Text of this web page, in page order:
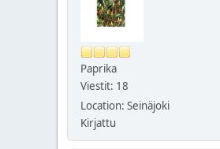
Paprika
Viestit: 18
Location: Seinäjoki
Kirjattu